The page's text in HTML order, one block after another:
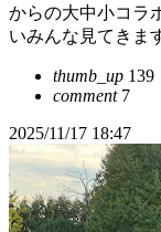
からの大中小コラ
いみんな見てきま
thumb_up 139
comment7
2025/11/17 18:47